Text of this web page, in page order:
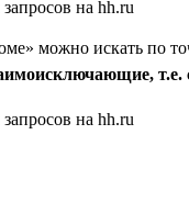
можно искать по
т.е.